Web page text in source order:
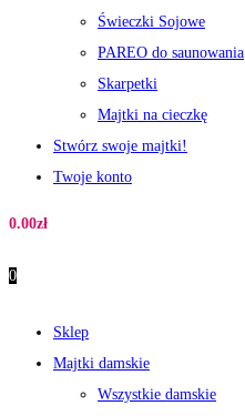
Świeczki Sojowe
PAREO do saunowania
Skarpetki
Majtki na cieczkę
Stwórz swoje majtki!
Twoje konto
0.00zł
0
Sklep
Majtki damskie
Wszystkie damskie